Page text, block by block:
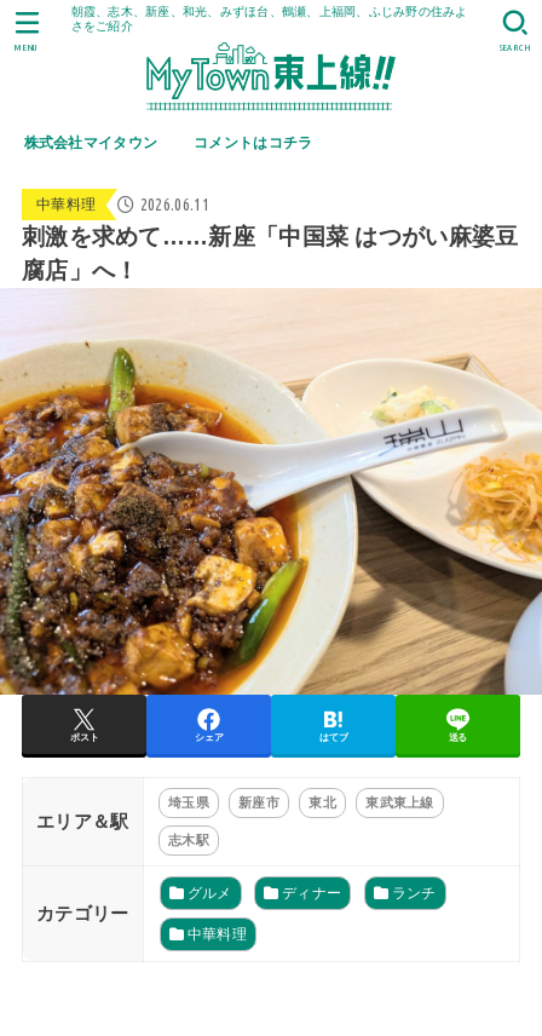
朝霞、志木、新座、和光、みずほ台、鶴瀬、上福岡、ふじみ野の住みよ
さをご紹介
株式会社マイタウン コメントはコチラ
SEARCH
MENU
中華料理 2026.06.11
刺激を求めて……新座「中国菜 はつがい麻婆豆
腐店」へ！
ポスト シェア はてブ 送る
エリア＆駅
埼玉県 新座市 東北 東武東上線
志木駅
カテゴリー
グルメ ディナー ランチ
中華料理